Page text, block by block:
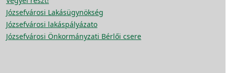
Józsefvárosi Lakásügynökség
Józsefvárosi lakáspályázato
Józsefvárosi Önkormányzati Bérlői csere